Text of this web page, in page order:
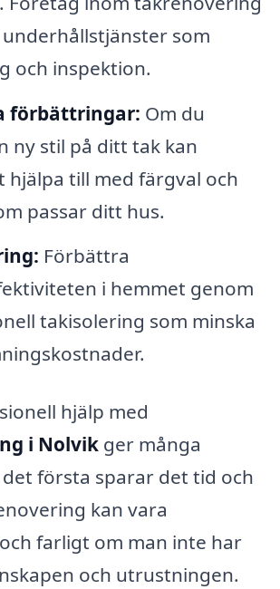
som
och inspektion.
förbättringar: Om du
ny stil på ditt tak kan
hjälpa till med färgval och
passar ditt hus.
Förbättra
i hemmet genom
takisolering som minska
hjälp med
i Nolvik ger många
första sparar det tid och
kan vara
farligt om man inte har
och utrustningen.